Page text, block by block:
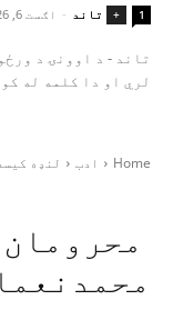
+ تاند - اګست 6, 2026 1
تاند - د اوونۍ د
لري او دا کلمه له